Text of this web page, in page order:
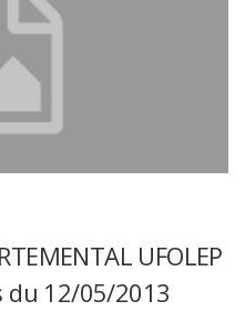
UFOLEP
du 12/05/2013